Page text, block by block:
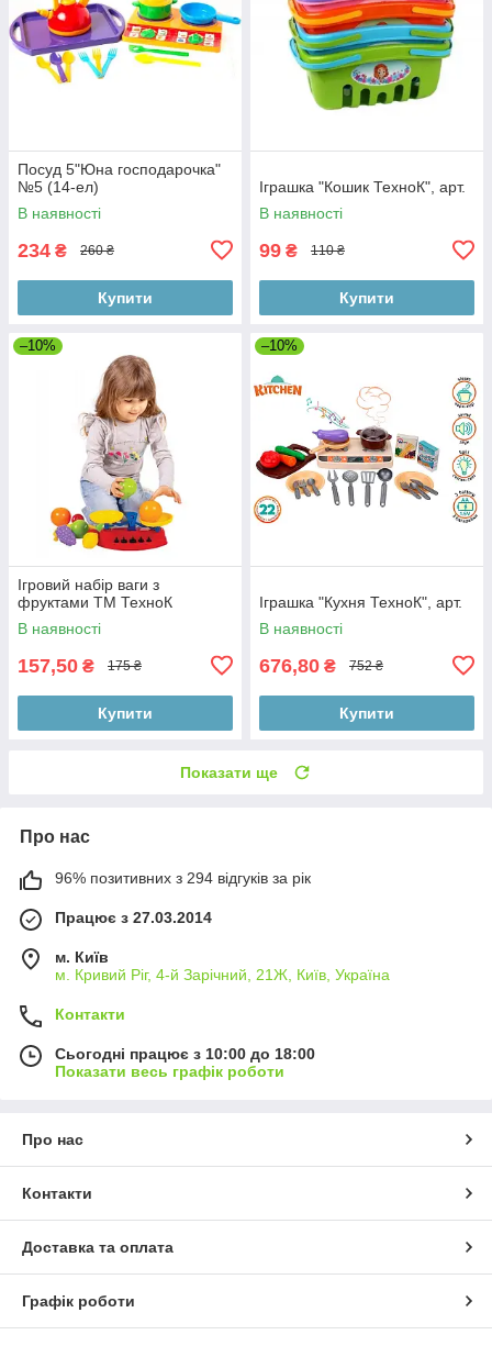
Посуд 5"Юна господарочка"
№5 (14-ел)
В наявності
234 ₴ 260 ₴
Купити
Іграшка "Кошик ТехноК", арт.
В наявності
99 ₴ 110 ₴
Купити
–10%
Ігровий набір ваги з
фруктами ТМ ТехноК
В наявності
157,50 ₴ 175 ₴
Купити
–10%
Іграшка "Кухня ТехноК", арт.
В наявності
676,80 ₴ 752 ₴
Купити
Показати ще
Про нас
96% позитивних з 294 відгуків за рік
Працює з 27.03.2014
м. Київ
м. Кривий Ріг, 4-й Зарічний, 21Ж, Київ, Україна
Контакти
Сьогодні працює з 10:00 до 18:00
Показати весь графік роботи
Про нас
Контакти
Доставка та оплата
Графік роботи